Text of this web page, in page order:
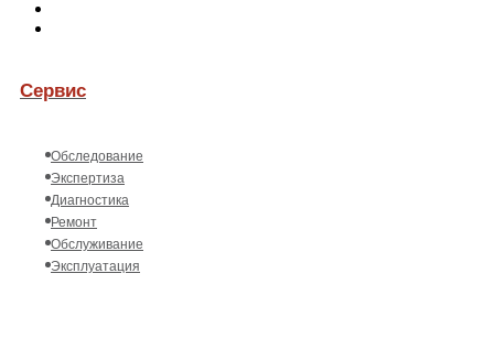
Сервис
Обследование
Экспертиза
Диагностика
Ремонт
Обслуживание
Эксплуатация